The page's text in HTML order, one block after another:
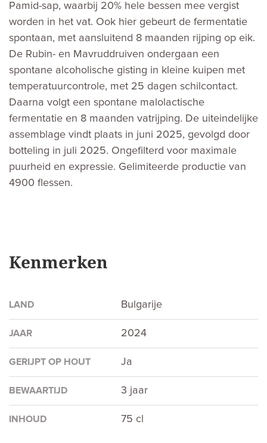
Pamid-sap, waarbij 20% hele bessen mee vergist
worden in het vat. Ook hier gebeurt de fermentatie
spontaan, met aansluitend 8 maanden rijping op eik.
De Rubin- en Mavruddruiven ondergaan een
spontane alcoholische gisting in kleine kuipen met
temperatuurcontrole, met 25 dagen schilcontact.
Daarna volgt een spontane malolactische
fermentatie en 8 maanden vatrijping. De uiteindelijke
assemblage vindt plaats in juni 2025, gevolgd door
botteling in juli 2025. Ongefilterd voor maximale
puurheid en expressie. Gelimiteerde productie van
4900 flessen.
Kenmerken
LAND Bulgarije
JAAR 2024
GERIJPT OP HOUT Ja
BEWAARTIJD 3 jaar
INHOUD 75 cl